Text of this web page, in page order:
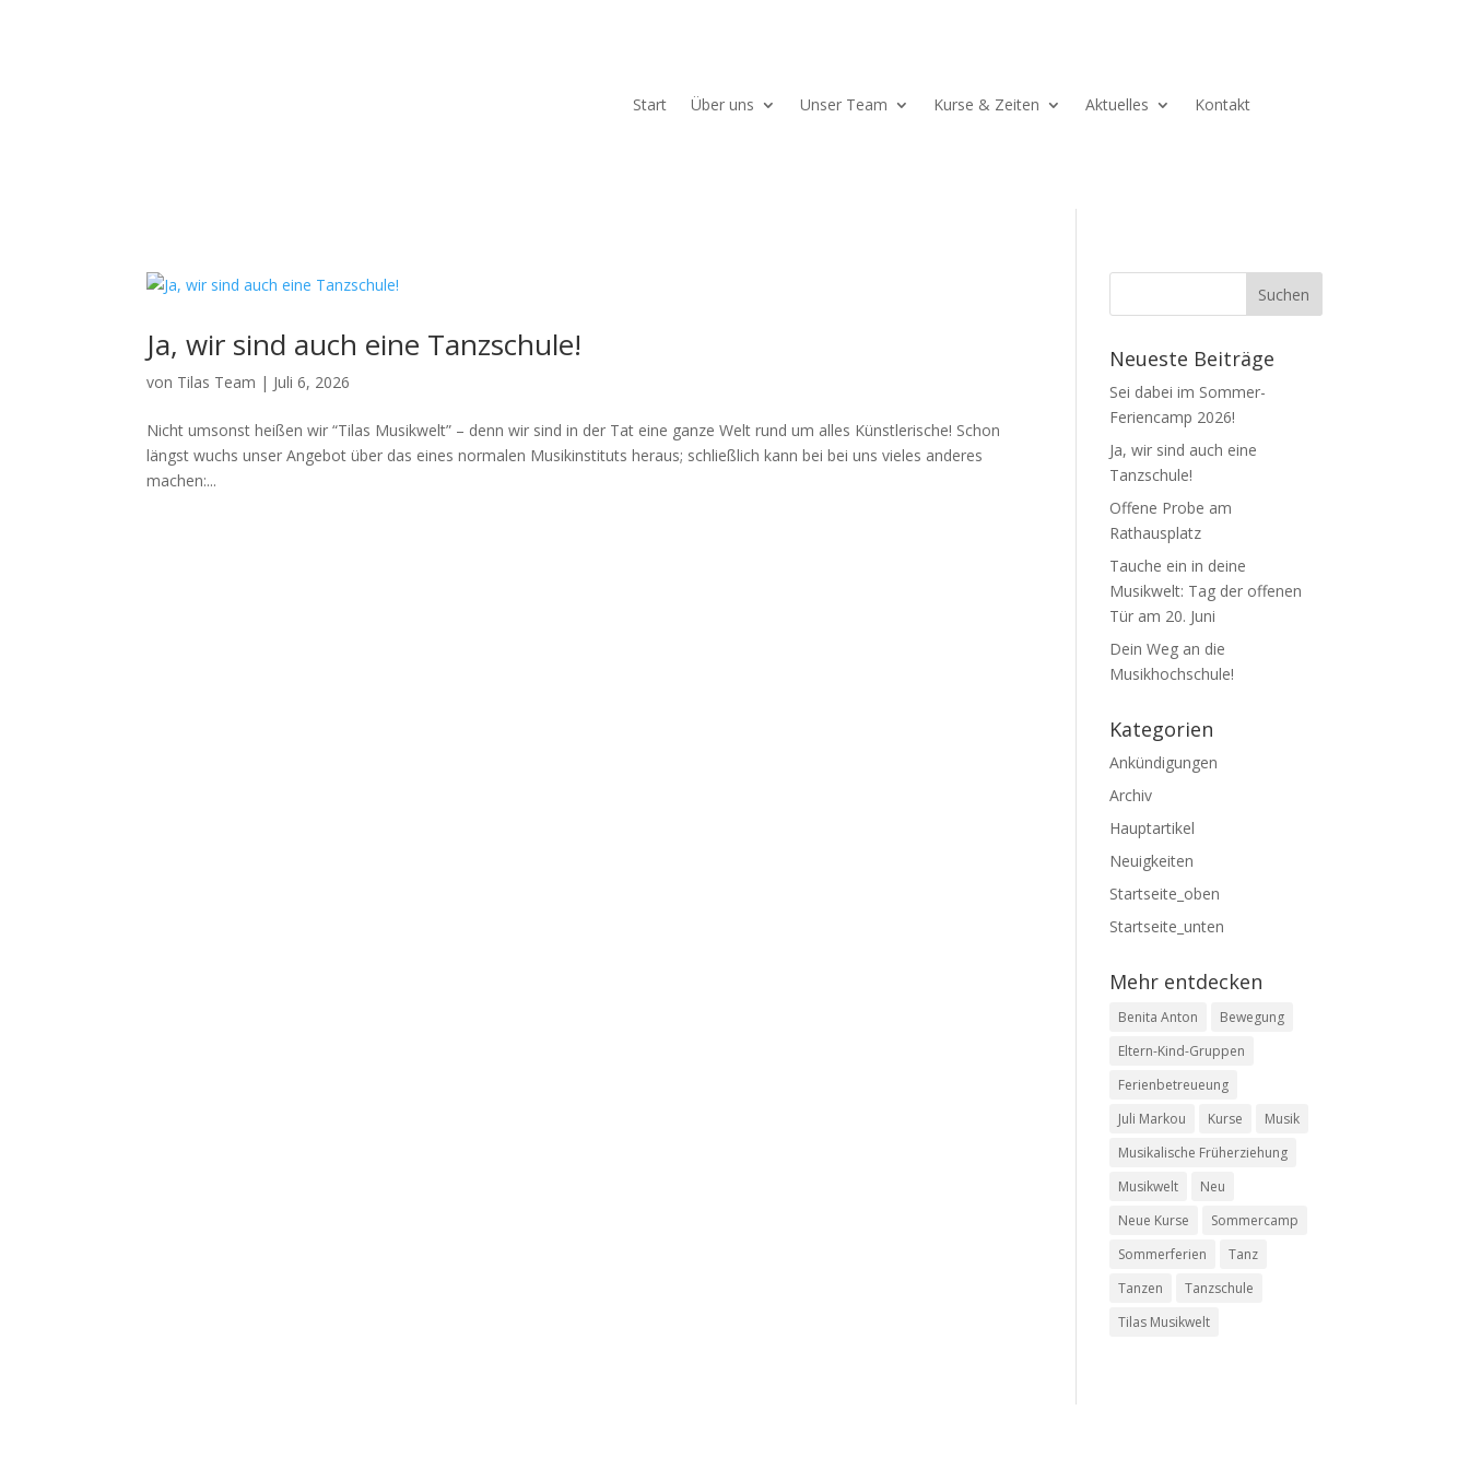
Start Über uns Unser Team Kurse & Zeiten Aktuelles Kontakt
Ja, wir sind auch eine Tanzschule!
von Tilas Team | Juli 6, 2026
Nicht umsonst heißen wir “Tilas Musikwelt” – denn wir sind in der Tat eine ganze Welt rund um alles Künstlerische! Schon
längst wuchs unser Angebot über das eines normalen Musikinstituts heraus; schließlich kann bei bei uns vieles anderes
machen:...
Neueste Beiträge
Sei dabei im Sommer-
Feriencamp 2026!
Ja, wir sind auch eine
Tanzschule!
Offene Probe am
Rathausplatz
Tauche ein in deine
Musikwelt: Tag der offenen
Tür am 20. Juni
Dein Weg an die
Musikhochschule!
Kategorien
Ankündigungen
Archiv
Hauptartikel
Neuigkeiten
Startseite_oben
Startseite_unten
Mehr entdecken
Benita Anton
Bewegung
Eltern-Kind-Gruppen
Ferienbetreueung
Juli Markou
Kurse
Musik
Musikalische Früherziehung
Musikwelt
Neu
Neue Kurse
Sommercamp
Sommerferien
Tanz
Tanzen
Tanzschule
Tilas Musikwelt